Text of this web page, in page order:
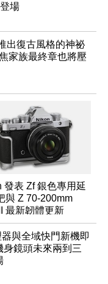
場
出復古風格的神祕
家族最終章也將壓
發表 Zf 銀色專用延
與 Z 70-200mm
最新韌體更新
與全域快門新機即
身鏡頭未來兩到三